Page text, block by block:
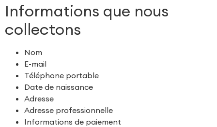
Informations que nous
collectons
Nom
E-mail
Téléphone portable
Date de naissance
Adresse
Adresse professionnelle
Informations de paiement